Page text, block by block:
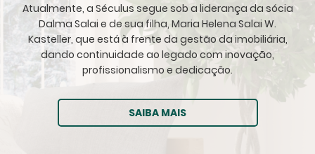
Atualmente, a Séculus segue sob a liderança da sócia
Dalma Salai e de sua filha, Maria Helena Salai W.
Kasteller, que está à frente da gestão da imobiliária,
dando continuidade ao legado com inovação,
profissionalismo e dedicação.
SAIBA MAIS